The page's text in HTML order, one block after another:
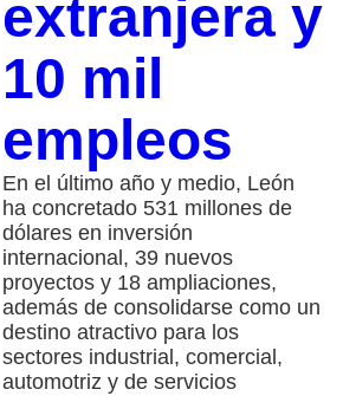
extranjera y
10 mil
empleos
En el último año y medio, León
ha concretado 531 millones de
dólares en inversión
internacional, 39 nuevos
proyectos y 18 ampliaciones,
además de consolidarse como un
destino atractivo para los
sectores industrial, comercial,
automotriz y de servicios